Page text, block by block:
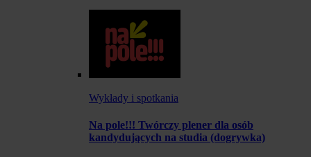
Wykłady i spotkania
Na pole!!! Twórczy plener dla osób
kandydujących na studia (dogrywka)